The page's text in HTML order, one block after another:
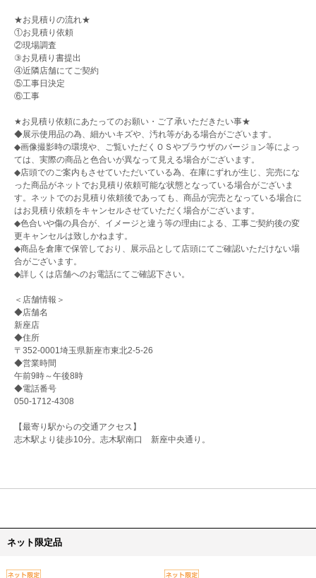
★お見積りの流れ★
①お見積り依頼
②現場調査
③お見積り書提出
④近隣店舗にてご契約
⑤工事日決定
⑥工事
★お見積り依頼にあたってのお願い・ご了承いただきたい事★
◆展示使用品の為、細かいキズや、汚れ等がある場合がございます。
◆画像撮影時の環境や、ご覧いただくＯＳやブラウザのバージョン等によっ
ては、実際の商品と色合いが異なって見える場合がございます。
◆店頭でのご案内もさせていただいている為、在庫にずれが生じ、完売にな
った商品がネットでお見積り依頼可能な状態となっている場合がございま
す。ネットでのお見積り依頼後であっても、商品が完売となっている場合に
はお見積り依頼をキャンセルさせていただく場合がございます。
◆色合いや傷の具合が、イメージと違う等の理由による、工事ご契約後の変
更キャンセルは致しかねます。
◆商品を倉庫で保管しており、展示品として店頭にてご確認いただけない場
合がございます。
◆詳しくは店舗へのお電話にてご確認下さい。
＜店舗情報＞
◆店舗名
新座店
◆住所
〒352-0001埼玉県新座市東北2-5-26
◆営業時間
午前9時～午後8時
◆電話番号
050-1712-4308
【最寄り駅からの交通アクセス】
志木駅より徒歩10分。志木駅南口 新座中央通り。
ネット限定品